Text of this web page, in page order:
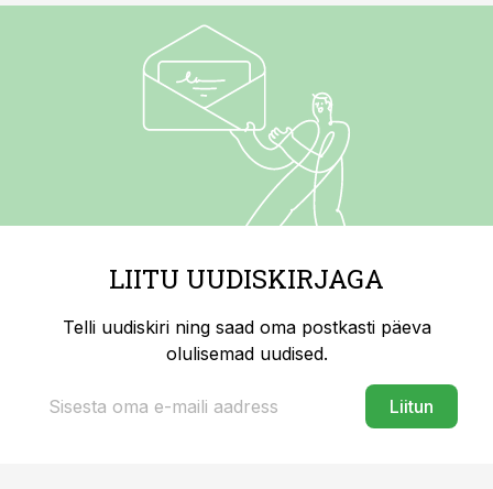
LIITU UUDISKIRJAGA
Telli uudiskiri ning saad oma postkasti päeva
olulisemad uudised.
Liitun